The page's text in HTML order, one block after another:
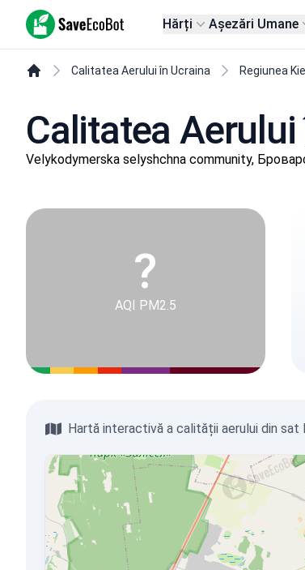
SaveEcoBot Hărți Așezări Umane
Calitatea Aerului în Ucraina Regiunea
Calitatea
Velykodymerska selyshchna community,
?
AQI PM2.5
Hartă interactivă a calității aerului din sat